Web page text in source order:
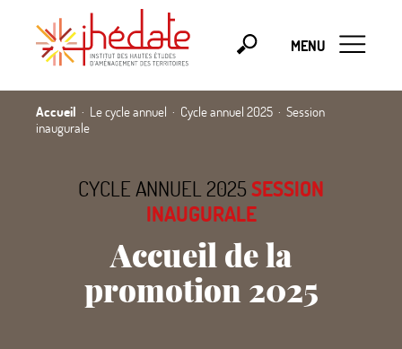
MENU
Accueil Le cycle annuel Cycle annuel 2025
Session
inaugurale
CYCLE ANNUEL 2025 SESSION
INAUGURALE
Accueil de la
promotion 2025